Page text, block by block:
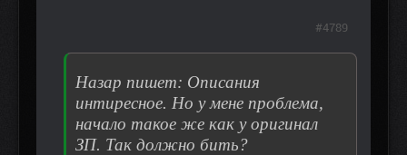
Назар пишет: Описания
интиресное. Но у мене проблема,
начало такое же как у оригинал
ЗП. Так должно бить?
#4789